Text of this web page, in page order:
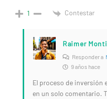
1 Contestar
Raimer
Responder a
9 años hace
El proceso de inversión
en un solo comentario.